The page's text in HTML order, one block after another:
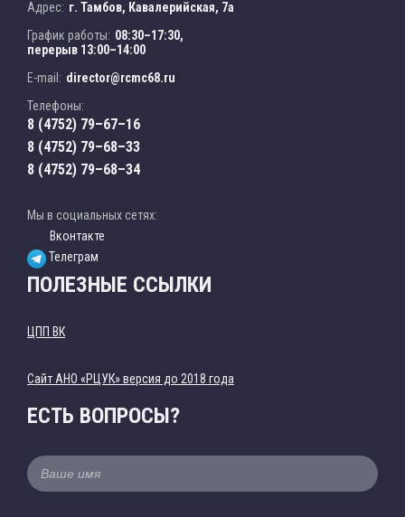
Адрес: г. Тамбов, Кавалерийская, 7а
График работы: 08:30–17:30,
перерыв 13:00–14:00
E-mail: director@rcmc68.ru
Телефоны:
8 (4752) 79–67–16
8 (4752) 79–68–33
8 (4752) 79–68–34
Мы в социальных сетях:
Вконтакте
Телеграм
ПОЛЕЗНЫЕ ССЫЛКИ
ЦПП ВК
Cайт АНО «РЦУК» версия до 2018 года
ЕСТЬ ВОПРОСЫ?